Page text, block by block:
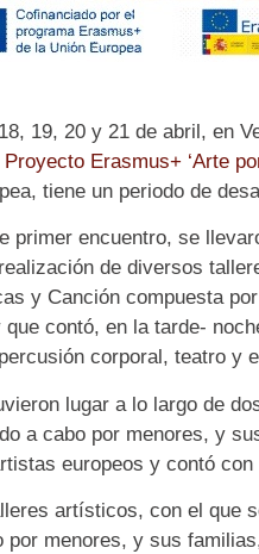
19, 20 y 21 de abril, en
Erasmus+ ‘Arte
tiene un periodo de
primer encuentro, se
de diversos
y Canción compuesta
que contó, en la tarde-
corporal, teatro y
lugar a lo largo de
a cabo por menores, y
europeos y contó
artísticos, con el que
por menores, y sus